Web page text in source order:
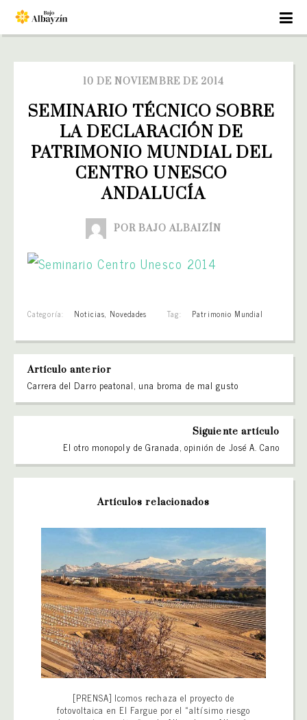
10 DE NOVIEMBRE DE 2014
SEMINARIO TÉCNICO SOBRE
LA DECLARACIÓN DE
PATRIMONIO MUNDIAL DEL
CENTRO UNESCO
ANDALUCÍA
POR BAJO ALBAIZÍN
Categoría: Noticias, Novedades Tag: Patrimonio Mundial
Artículo anterior
Carrera del Darro peatonal, una broma de mal gusto
Siguiente artículo
El otro monopoly de Granada, opinión de José A. Cano
Artículos relacionados
[PRENSA] Icomos rechaza el proyecto de
fotovoltaica en El Fargue por el «altísimo riesgo